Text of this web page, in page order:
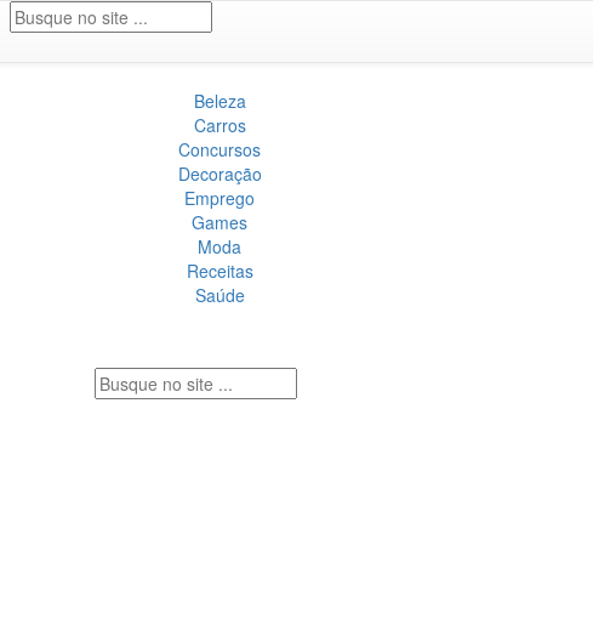
Beleza
Carros
Concursos
Decoração
Emprego
Games
Moda
Receitas
Saúde